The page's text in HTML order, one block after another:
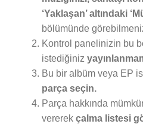
‘Yaklaşan’ altındaki
bölümünde
Kontrol panelinizin bu
istediğiniz
Bu bir albüm veya EP
parça seçin.
Parça hakkında
vererek çalma listesi